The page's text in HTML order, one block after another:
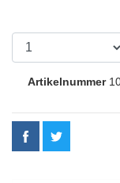
Artikelnummer